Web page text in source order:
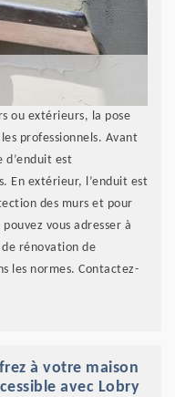
ou extérieurs, la pose
professionnels. Avant
d’enduit est
En extérieur, l’enduit est
des murs et pour
vous adresser à
rénovation de
les normes. Contactez-
à votre maison
avec Lobry